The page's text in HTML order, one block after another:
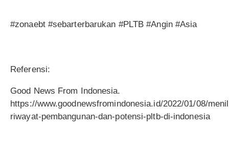
#zonaebt #sebarterbarukan #PLTB #Angin #Asia
Referensi:
Good News From Indonesia.
https://www.goodnewsfromindonesia.id/2022/01/08/
riwayat-pembangunan-dan-potensi-pltb-di-indonesia